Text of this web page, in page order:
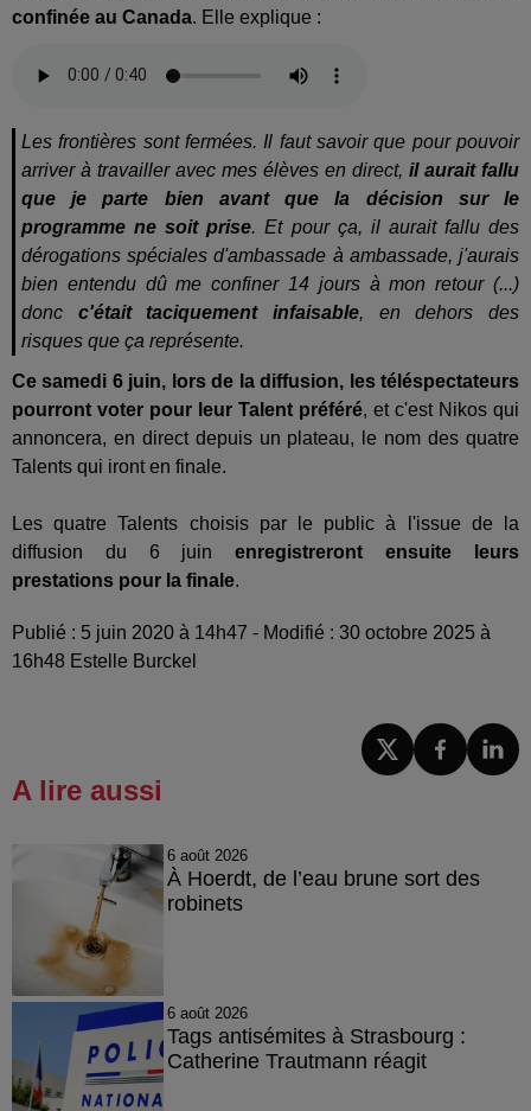
confinée au Canada. Elle explique :
Les frontières sont fermées. Il faut savoir que pour pouvoir
arriver à travailler avec mes élèves en direct, il aurait fallu
que je parte bien avant que la décision sur le
programme ne soit prise. Et pour ça, il aurait fallu des
dérogations spéciales d'ambassade à ambassade, j'aurais
bien entendu dû me confiner 14 jours à mon retour (...)
donc c'était taciquement infaisable, en dehors des
risques que ça représente.
Ce samedi 6 juin, lors de la diffusion, les téléspectateurs
pourront voter pour leur Talent préféré, et c'est Nikos qui
annoncera, en direct depuis un plateau, le nom des quatre
Talents qui iront en finale.
Les quatre Talents choisis par le public à l'issue de la
diffusion du 6 juin enregistreront ensuite leurs
prestations pour la finale.
Publié : 5 juin 2020 à 14h47 - Modifié : 30 octobre 2025 à
16h48 Estelle Burckel
A lire aussi
6 août 2026
À Hoerdt, de l’eau brune sort des
robinets
6 août 2026
Tags antisémites à Strasbourg :
Catherine Trautmann réagit